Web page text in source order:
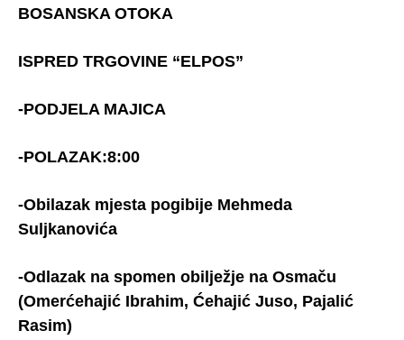
BOSANSKA OTOKA
ISPRED TRGOVINE “ELPOS”
-PODJELA MAJICA
-POLAZAK:8:00
-Obilazak mjesta pogibije Mehmeda
Suljkanovića
-Odlazak na spomen obilježje na Osmaču
(Omerćehajić Ibrahim, Ćehajić Juso, Pajalić
Rasim)